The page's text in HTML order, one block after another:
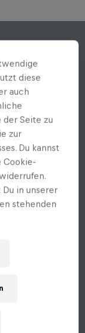
diese
auch
der Seite zu
zur
Du kannst
Cookie-
in unserer
stehenden